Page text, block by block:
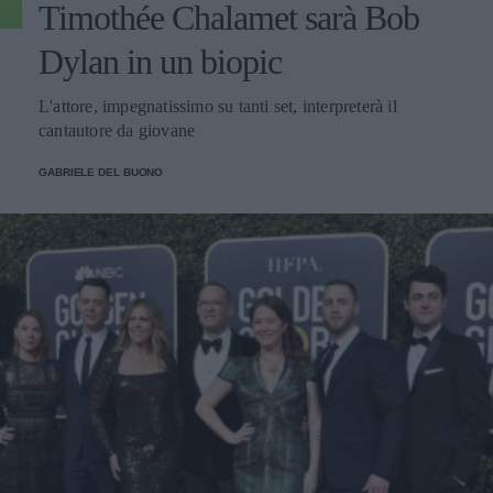
Timothée Chalamet sarà Bob
Dylan in un biopic
L'attore, impegnatissimo su tanti set, interpreterà il
cantautore da giovane
GABRIELE DEL BUONO